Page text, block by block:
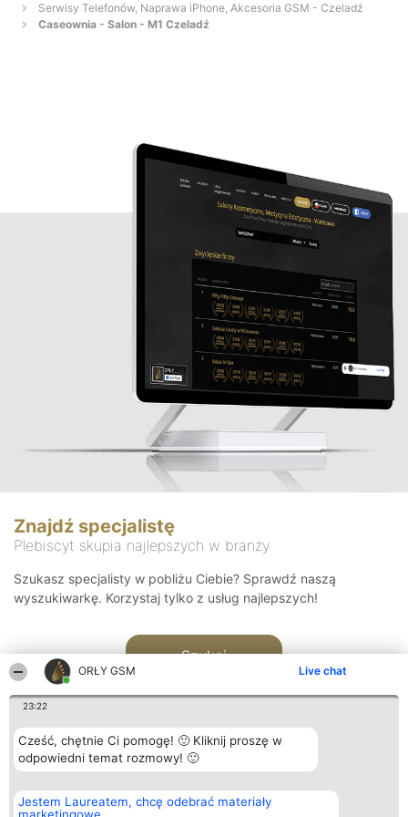
ORŁY GSM Live chat
23:22
Cześć, chętnie Ci pomogę! 🙂 Kliknij proszę w
odpowiedni temat rozmowy! 🙂
Jestem Laureatem, chcę odebrać materiały
Serwisy Telefonów, Naprawa iPhone, Akcesoria GSM - Czeladź
Caseownia - Salon - M1 Czeladź
Znajdź specjalistę
Plebiscyt skupia najlepszych w branży
Szukasz specjalisty w pobliżu Ciebie? Sprawdź naszą
wyszukiwarkę. Korzystaj tylko z usług najlepszych!
Szukaj
Organizator plebiscytu
Bright Side Solutions sp. z o.
Plebiscyt
Laureaci
Kontakt
Kontakt